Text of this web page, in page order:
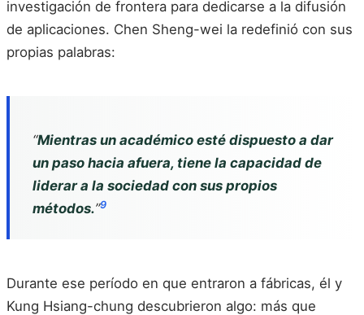
investigación de frontera para dedicarse a la difusión
de aplicaciones. Chen Sheng-wei la redefinió con sus
propias palabras:
“Mientras un académico esté dispuesto a dar
un paso hacia afuera, tiene la capacidad de
liderar a la sociedad con sus propios
métodos.”9
Durante ese período en que entraron a fábricas, él y
Kung Hsiang-chung descubrieron algo: más que